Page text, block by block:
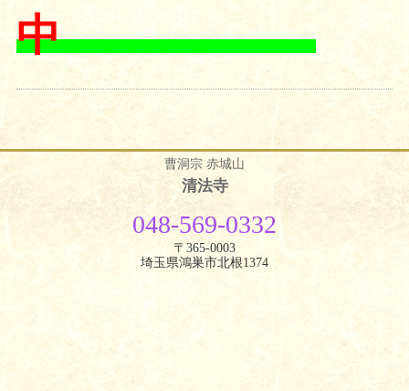
中
曹洞宗 赤城山
清法寺
048-569-0332
〒365-0003
埼玉県鴻巣市北根1374